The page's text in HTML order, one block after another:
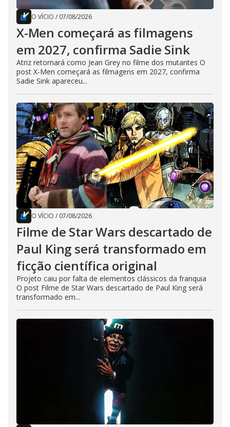
O VÍCIO / 07/08/2026
X-Men começará as filmagens
em 2027, confirma Sadie Sink
Atriz retornará como Jean Grey no filme dos mutantes O
post X-Men começará as filmagens em 2027, confirma
Sadie Sink apareceu...
O VÍCIO / 07/08/2026
Filme de Star Wars descartado de
Paul King será transformado em
ficção científica original
Projeto caiu por falta de elementos clássicos da franquia
O post Filme de Star Wars descartado de Paul King será
transformado em...